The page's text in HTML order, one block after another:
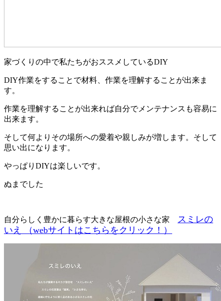
家づくりの中で私たちがおススメしているDIY
DIY作業をすることで材料、作業を理解することが出来ま
す。
作業を理解することが出来れば自分でメンテナンスも容易に
出来ます。
そして何よりその場所への愛着や親しみが増します。そして
思い出になります。
やっぱりDIYは楽しいです。
ぬまでした
自分らしく豊かに暮らす大きな屋根の小さな家
スミレの
いえ （webサイトはこちらをクリック！）